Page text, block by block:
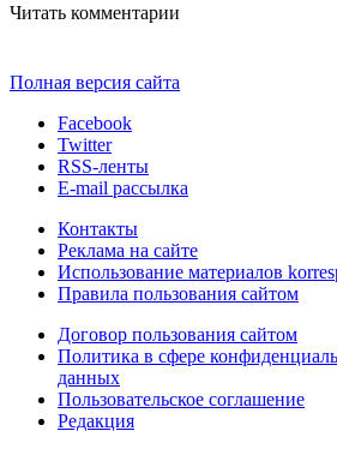
Читать комментарии
Полная версия сайта
Facebook
Twitter
RSS-ленты
E-mail рассылка
Контакты
Реклама на сайте
Использование материалов
Правила пользования сайтом
Договор пользования сайтом
Политика в сфере
данных
Пользовательское соглашение
Редакция